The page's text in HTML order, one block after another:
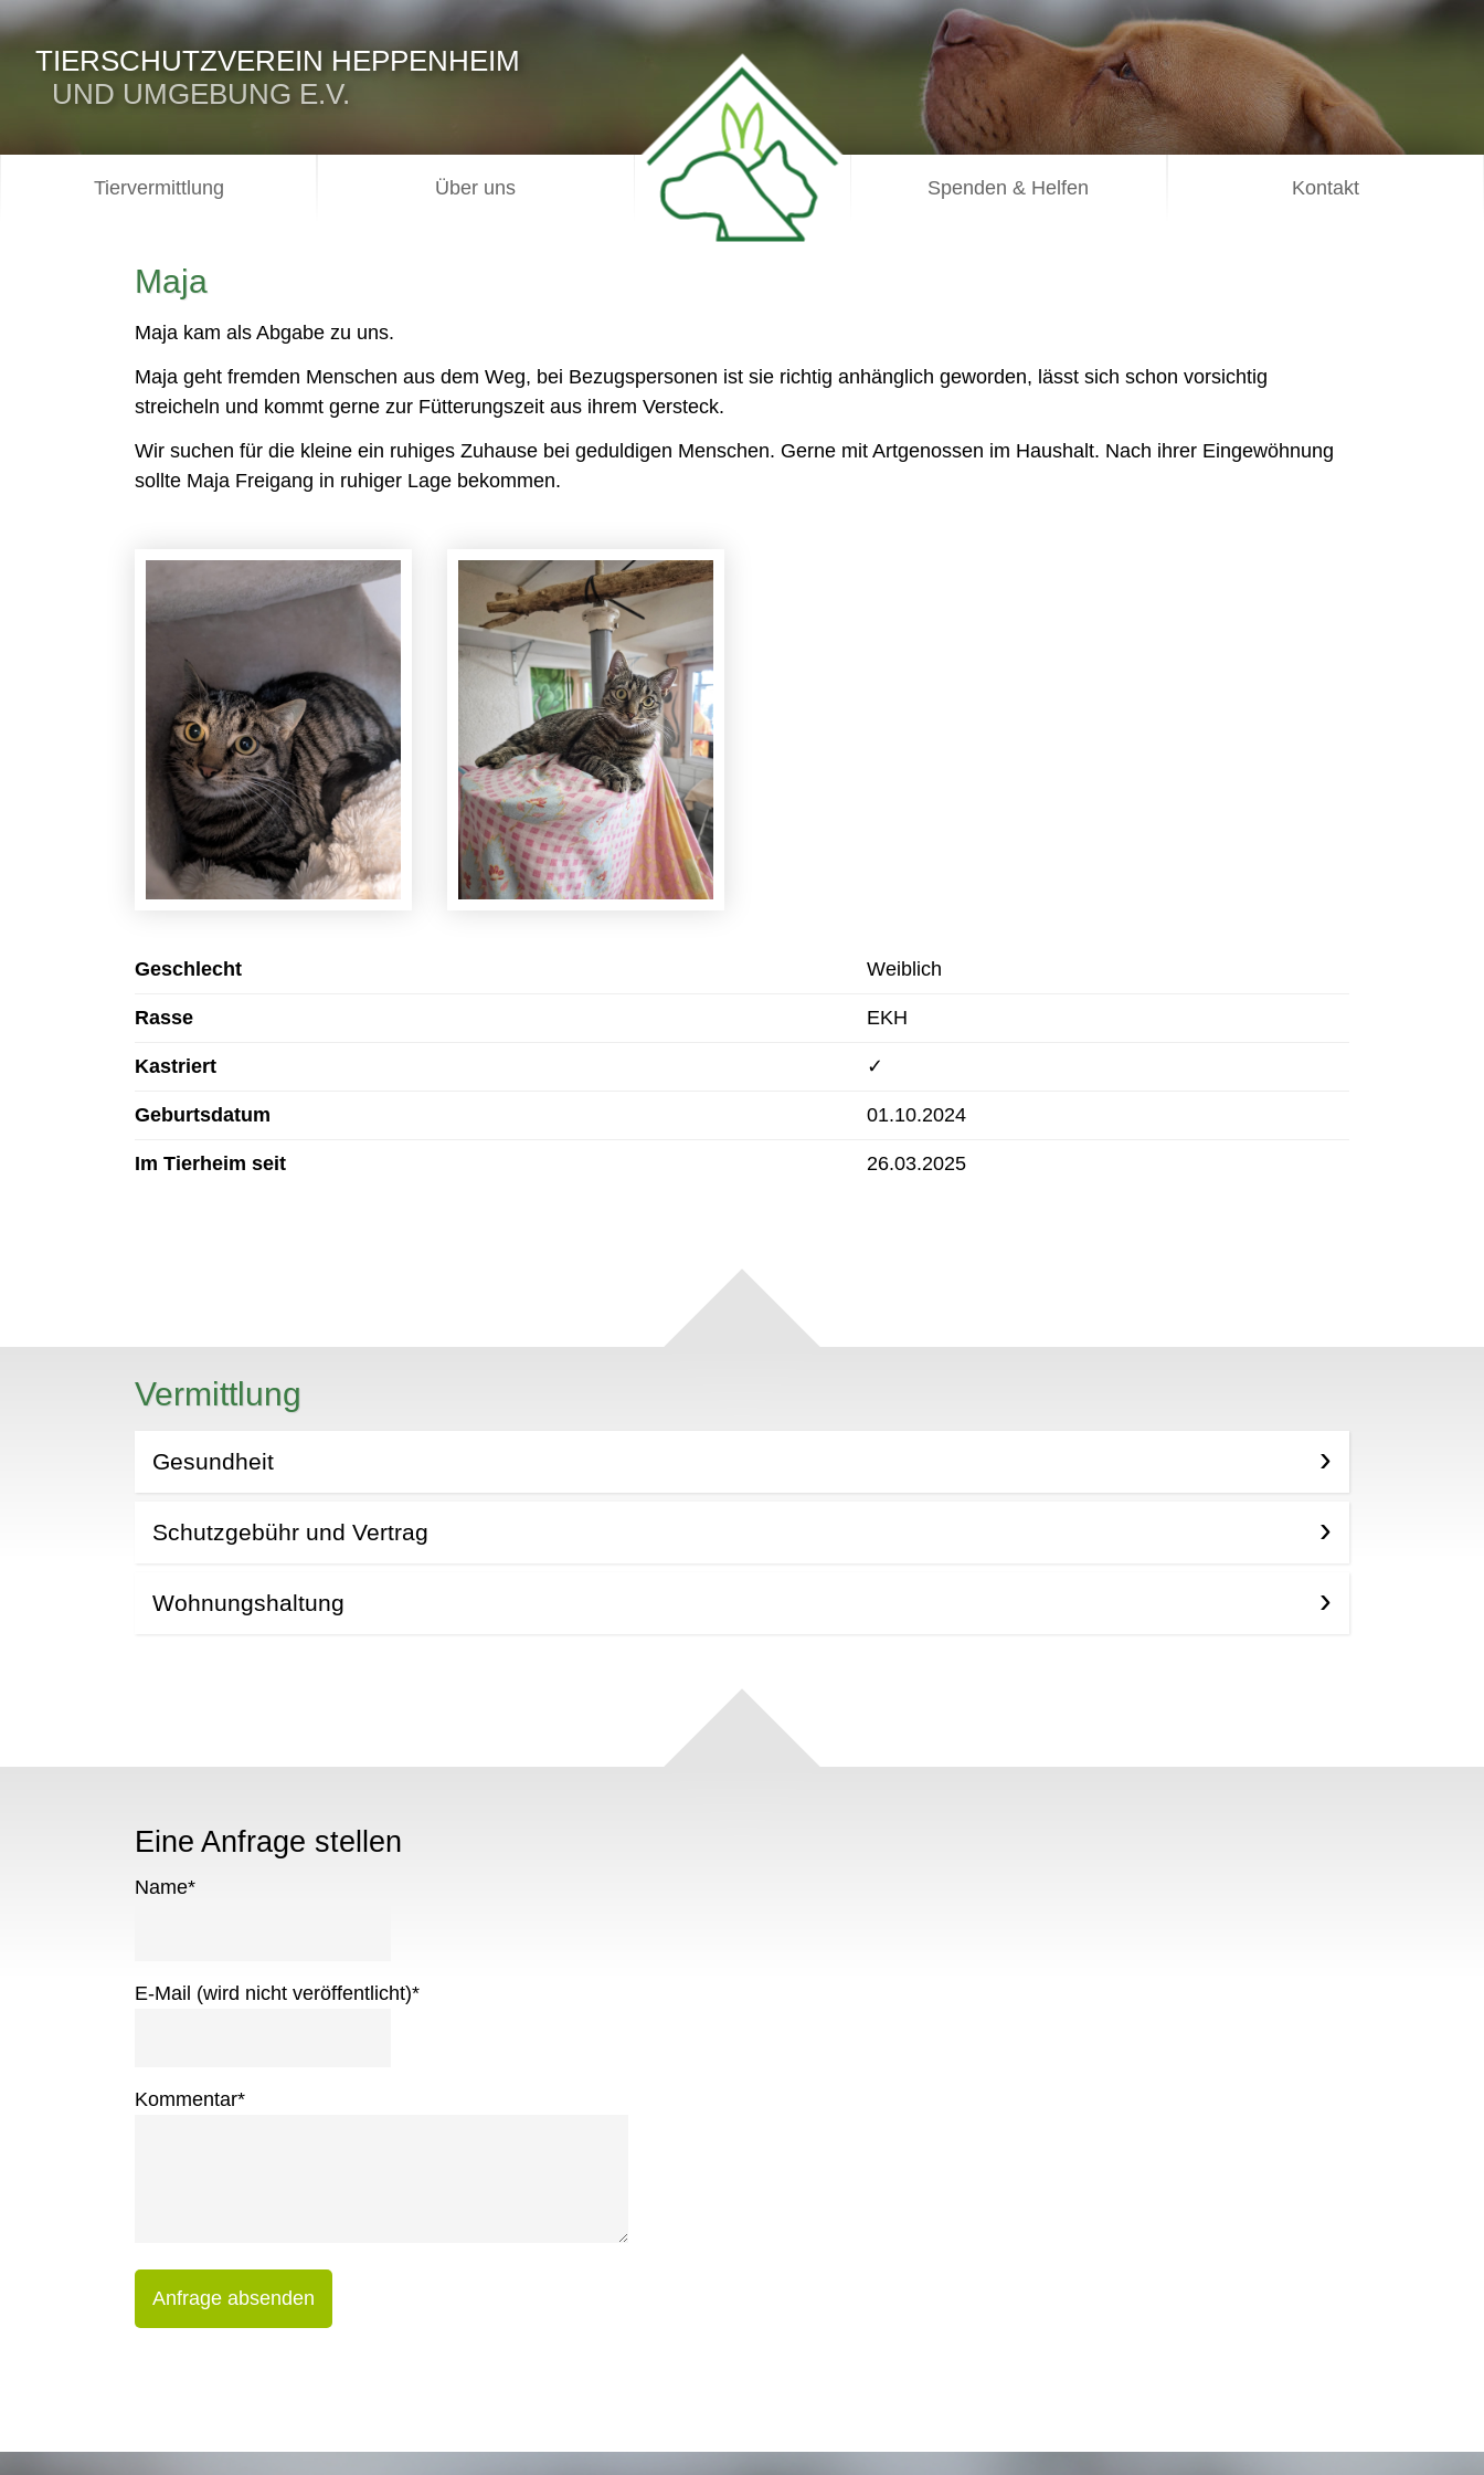
TIERSCHUTZVEREIN HEPPENHEIM
UND UMGEBUNG E.V.
Tiervermittlung Über uns Spenden & Helfen Kontakt
Maja
Maja kam als Abgabe zu uns.
Maja geht fremden Menschen aus dem Weg, bei Bezugspersonen ist sie richtig anhänglich geworden, lässt sich schon vorsichtig
streicheln und kommt gerne zur Fütterungszeit aus ihrem Versteck.
Wir suchen für die kleine ein ruhiges Zuhause bei geduldigen Menschen. Gerne mit Artgenossen im Haushalt. Nach ihrer Eingewöhnung
sollte Maja Freigang in ruhiger Lage bekommen.
Geschlecht Weiblich
Rasse EKH
Kastriert ✓
Geburtsdatum 01.10.2024
Im Tierheim seit 26.03.2025
Vermittlung
Gesundheit
Schutzgebühr und Vertrag
Wohnungshaltung
Eine Anfrage stellen
Name*
E-Mail (wird nicht veröffentlicht)*
Kommentar*
Anfrage absenden